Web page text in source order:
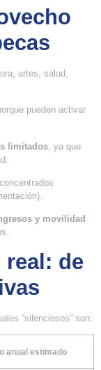
artes, salud,
pueden activar
limitados , ya que
y movilidad
de
“silenciosos” son:
anual estimado